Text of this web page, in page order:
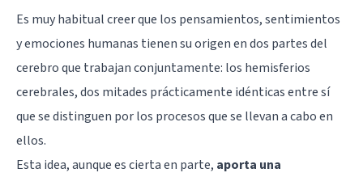
Es muy habitual creer que los pensamientos, sentimientos
y emociones humanas tienen su origen en dos partes del
cerebro que trabajan conjuntamente: los hemisferios
cerebrales, dos mitades prácticamente idénticas entre sí
que se distinguen por los procesos que se llevan a cabo en
ellos.
Esta idea, aunque es cierta en parte, aporta una